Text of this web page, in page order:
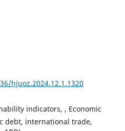
hjuoz.2024.12.1.1320
indicators, , Economic
debt, international trade,